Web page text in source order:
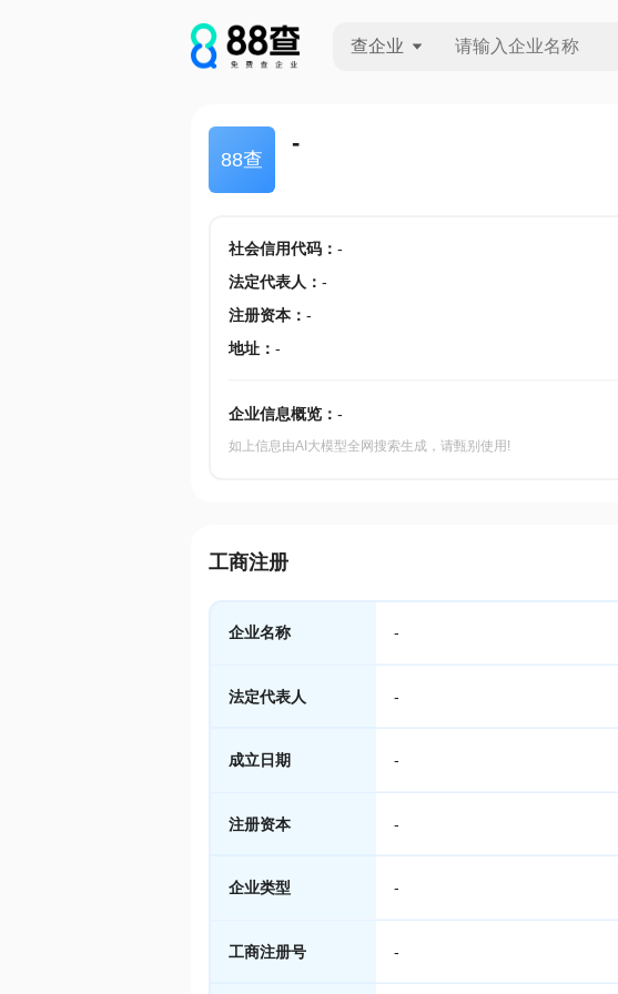
查企业
88查
-
社会信用代码： -
法定代表人 ： -
注册资本： -
地址： -
企业信息概览： -
如上信息由AI大模型全网搜索生成，请甄别使用!
工商注册
企业名称 -
法定代表人 -
成立日期 -
注册资本 -
企业类型 -
工商注册号 -